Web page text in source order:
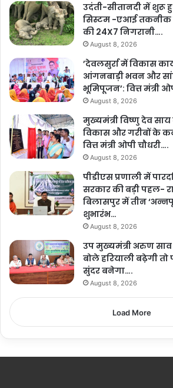
उदंती-सीतानदी में शुरू
सिस्टम -एआई तकनीक
की 24X7 निगरानी….
August 8, 2026
’देवलसुर्रा में विकास
आंगनबाड़ी भवन और
भूमिपूजन’: वित्त मंत्री
August 8, 2026
मुख्यमंत्री विष्णु देव
विकास और गरीबों के
वित्त मंत्री ओपी चौधरी….
August 8, 2026
पीडीएस प्रणाली में
सरकार की बड़ी पहल-
बिलासपुर में तीन
शुभारंभ…
August 8, 2026
उप मुख्यमंत्री अरुण साव
बोले हरियाली बढ़ेगी
सुंदर बनेगा….
August 8, 2026
Load More